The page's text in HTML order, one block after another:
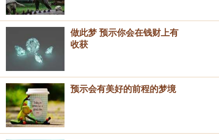
做此梦 预示你会在钱财上有
收获
预示会有美好的前程的梦境